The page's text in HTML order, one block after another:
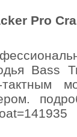
Pro
Bass
тактным